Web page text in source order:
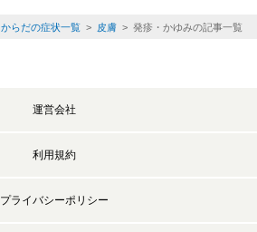
からだの症状一覧> 皮膚> 発疹・かゆみの記事一覧
運営会社
利用規約
プライバシーポリシー